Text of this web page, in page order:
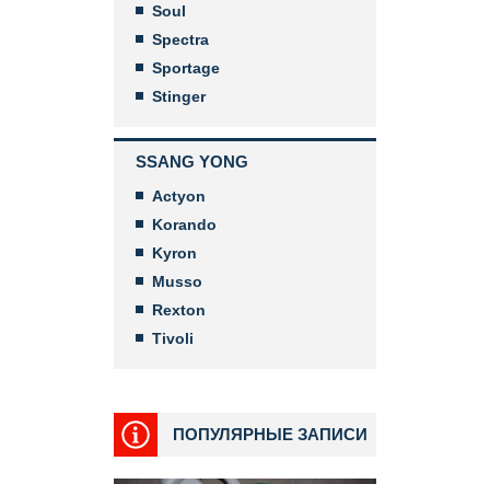
Soul
Spectra
Sportage
Stinger
SSANG YONG
Actyon
Korando
Kyron
Musso
Rexton
Tivoli
ПОПУЛЯРНЫЕ ЗАПИСИ